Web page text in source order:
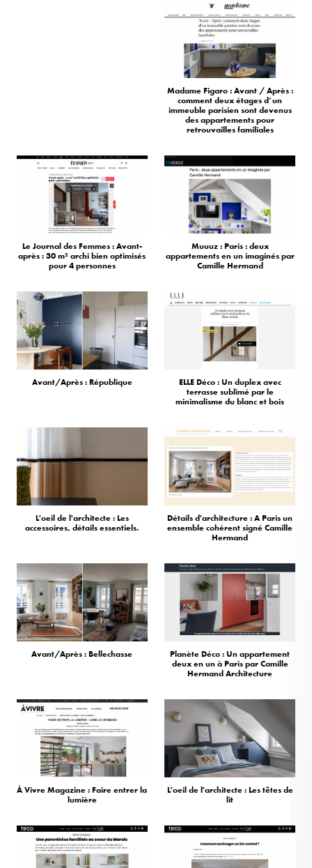
Madame Figaro : Avant / Après :
comment deux étages d’un
immeuble parisien sont devenus
des appartements pour
retrouvailles familiales
Le Journal des Femmes : Avant-
après : 30 m² archi bien optimisés
pour 4 personnes
Muuuz : Paris : deux
appartements en un imaginés par
Camille Hermand
Avant/Après : République
ELLE Déco : Un duplex avec
terrasse sublimé par le
minimalisme du blanc et bois
L'oeil de l'architecte : Les
accessoires, détails essentiels.
Détails d'architecture : A Paris un
ensemble cohérent signé Camille
Hermand
Avant/Après : Bellechasse
Planète Déco : Un appartement
deux en un à Paris par Camille
Hermand Architecture
À Vivre Magazine : Faire entrer la
lumière
L'oeil de l'architecte : Les têtes de
lit